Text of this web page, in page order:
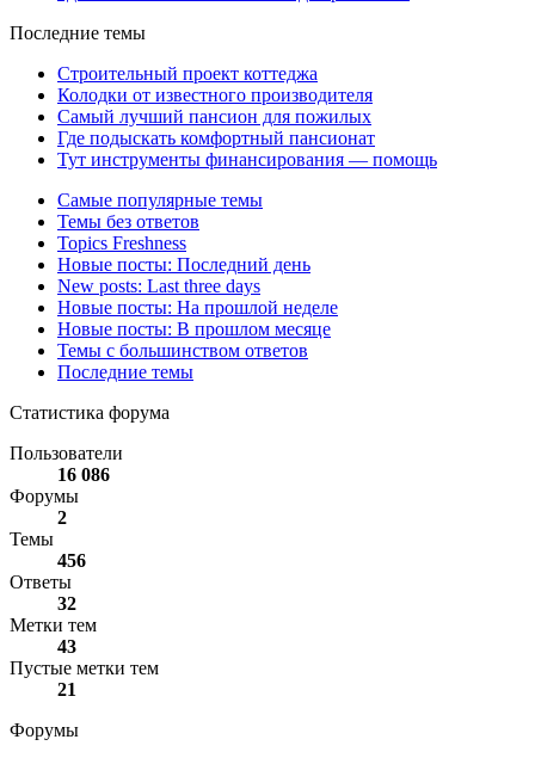
Последние темы
Строительный проект коттеджа
Колодки от известного производителя
Самый лучший пансион для пожилых
Где подыскать комфортный пансионат
Тут инструменты финансирования — помощь
Самые популярные темы
Темы без ответов
Topics Freshness
Новые посты: Последний день
New posts: Last three days
Новые посты: На прошлой неделе
Новые посты: В прошлом месяце
Темы с большинством ответов
Последние темы
Статистика форума
Пользователи
16 086
Форумы
2
Темы
456
Ответы
32
Метки тем
43
Пустые метки тем
21
Форумы